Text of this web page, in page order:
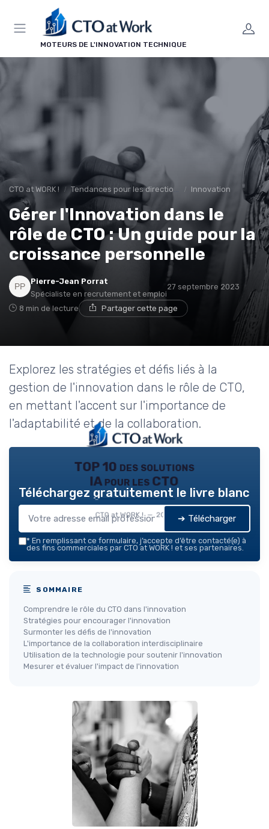
MOTEURS DE L'INNOVATION TECHNIQUE
CTO at WORK ! Tendances pour les directions techniques Innovation
Gérer l'Innovation dans le
rôle de CTO : Un guide pour la
croissance personnelle
Pierre-Jean Porrat
Spécialiste en recrutement et emploi
27 septembre 2023
8 min de lecture Partager cette page
Explorez les stratégies et défis liés à la
gestion de l'innovation dans le rôle de CTO,
en mettant l'accent sur l'importance de
l'adaptabilité et de la collaboration.
TOP 10 des solutions
IA pour les CTO
CTO at WORK ! — 2026
Téléchargez gratuitement le livre blanc
➔ Télécharger
* En remplissant ce formulaire, j’accepte d’être contacté(e) à
des fins commerciales par CTO at WORK ! et ses partenaires.
SOMMAIRE
Comprendre le rôle du CTO dans l'innovation
Stratégies pour encourager l'innovation
Surmonter les défis de l'innovation
L'importance de la collaboration interdisciplinaire
Utilisation de la technologie pour soutenir l'innovation
Mesurer et évaluer l'impact de l'innovation
Panneau de gestion des cookies